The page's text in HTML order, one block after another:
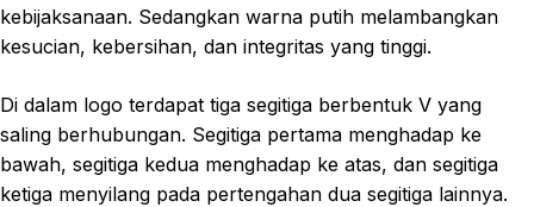
kebijaksanaan. Sedangkan warna putih melambangkan
kesucian, kebersihan, dan integritas yang tinggi.
Di dalam logo terdapat tiga segitiga berbentuk V yang
saling berhubungan. Segitiga pertama menghadap ke
bawah, segitiga kedua menghadap ke atas, dan segitiga
ketiga menyilang pada pertengahan dua segitiga lainnya.